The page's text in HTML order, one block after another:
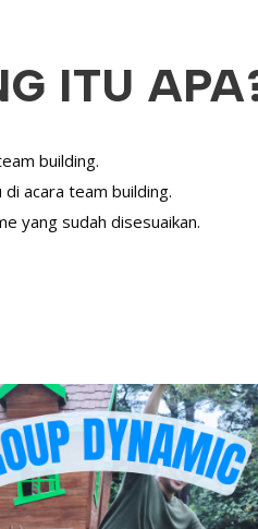
ITU
building.
acara team building.
yang sudah disesuaikan.